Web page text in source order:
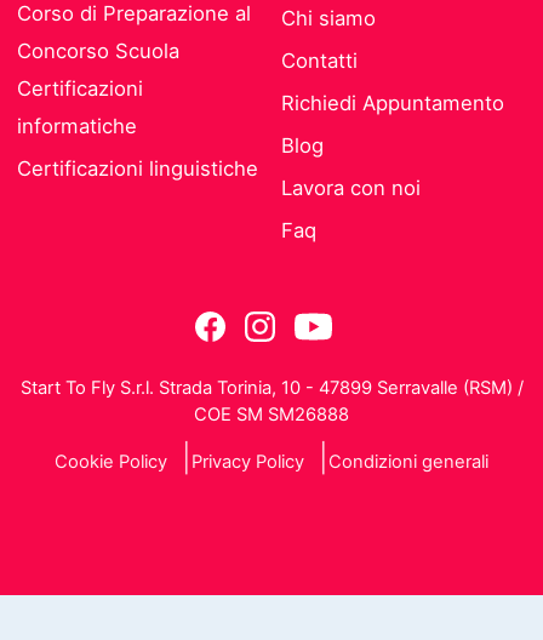
Corso di Preparazione al
Concorso Scuola
Certificazioni
informatiche
Certificazioni linguistiche
Chi siamo
Contatti
Richiedi Appuntamento
Blog
Lavora con noi
Faq
Start To Fly S.r.l. Strada Torinia, 10 - 47899 Serravalle (RSM) /
COE SM SM26888
Cookie Policy Privacy Policy Condizioni generali